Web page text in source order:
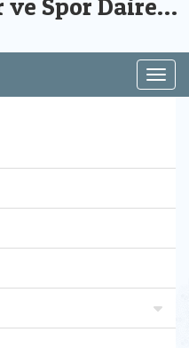
ve Spor Daire